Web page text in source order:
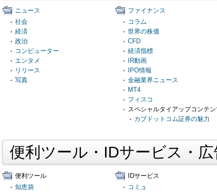
ニュース
社会
経済
政治
コンピューター
エンタメ
リリース
写真
ファイナンス
コラム
世界の株価
CFD
経済指標
IR動画
IPO情報
金融業界ニュース
MT4
フィスコ
スペシャルタイアップコンテ
カブドットコム証券の魅力
便利ツール・IDサービス・
便利ツール
知恵袋
IDサービス
コミュ